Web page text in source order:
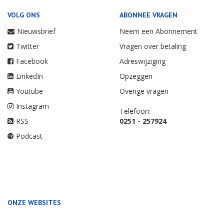
VOLG ONS
Nieuwsbrief
Twitter
Facebook
LinkedIn
Youtube
Instagram
RSS
Podcast
ABONNEE VRAGEN
Neem een Abonnement
Vragen over betaling
Adreswijziging
Opzeggen
Overige vragen
Telefoon:
0251 - 257924
ONZE WEBSITES